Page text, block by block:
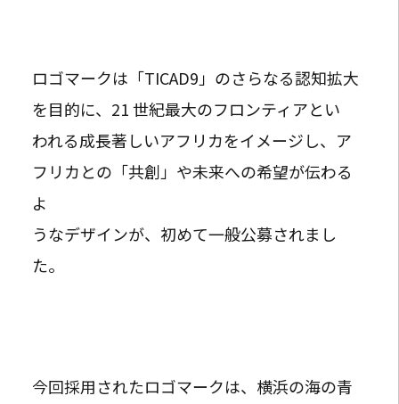
ロゴマークは「TICAD9」のさらなる認知拡大
を目的に、21 世紀最大のフロンティアとい
われる成長著しいアフリカをイメージし、ア
フリカとの「共創」や未来への希望が伝わる
よ
うなデザインが、初めて一般公募されまし
た。
今回採用されたロゴマークは、横浜の海の青